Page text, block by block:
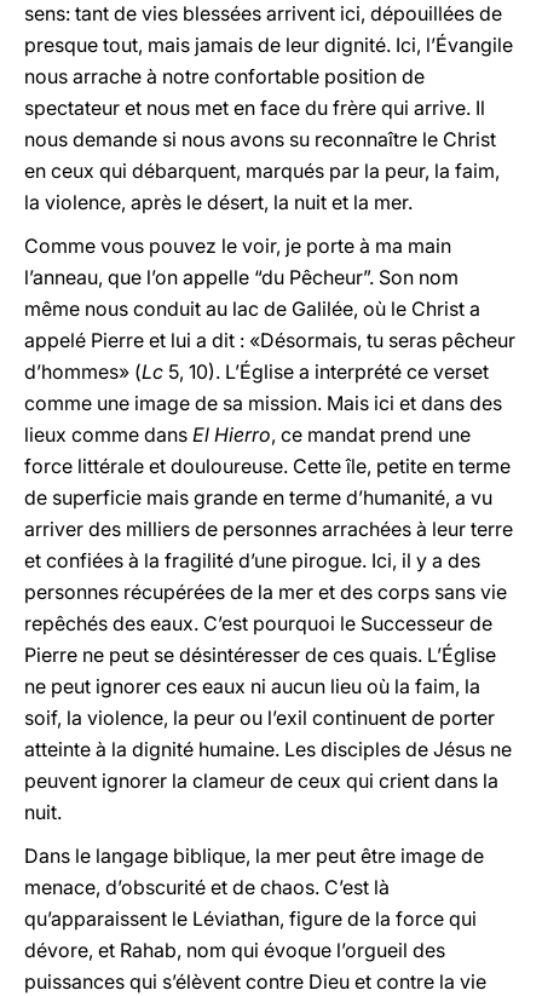
sens: tant de vies blessées arrivent ici, dépouillées de
presque tout, mais jamais de leur dignité. Ici, l’Évangile
nous arrache à notre confortable position de
spectateur et nous met en face du frère qui arrive. Il
nous demande si nous avons su reconnaître le Christ
en ceux qui débarquent, marqués par la peur, la faim,
la violence, après le désert, la nuit et la mer.
Comme vous pouvez le voir, je porte à ma main
l’anneau, que l’on appelle “du Pêcheur”. Son nom
même nous conduit au lac de Galilée, où le Christ a
appelé Pierre et lui a dit : «Désormais, tu seras pêcheur
d’hommes» (Lc 5, 10). L’Église a interprété ce verset
comme une image de sa mission. Mais ici et dans des
lieux comme dans El Hierro, ce mandat prend une
force littérale et douloureuse. Cette île, petite en terme
de superficie mais grande en terme d’humanité, a vu
arriver des milliers de personnes arrachées à leur terre
et confiées à la fragilité d’une pirogue. Ici, il y a des
personnes récupérées de la mer et des corps sans vie
repêchés des eaux. C’est pourquoi le Successeur de
Pierre ne peut se désintéresser de ces quais. L’Église
ne peut ignorer ces eaux ni aucun lieu où la faim, la
soif, la violence, la peur ou l’exil continuent de porter
atteinte à la dignité humaine. Les disciples de Jésus ne
peuvent ignorer la clameur de ceux qui crient dans la
nuit.
Dans le langage biblique, la mer peut être image de
menace, d’obscurité et de chaos. C’est là
qu’apparaissent le Léviathan, figure de la force qui
dévore, et Rahab, nom qui évoque l’orgueil des
puissances qui s’élèvent contre Dieu et contre la vie